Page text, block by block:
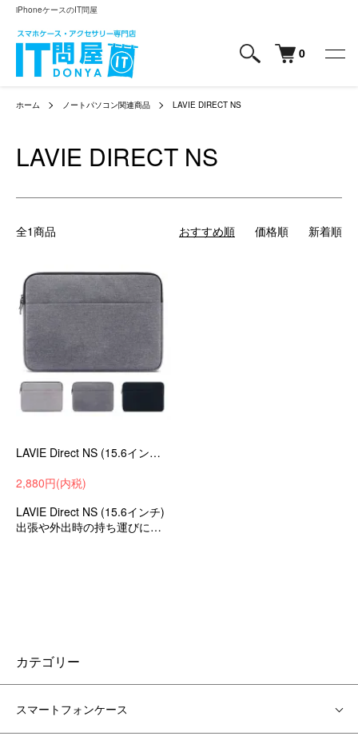
iPhoneケースのIT問屋
0
ホーム ノートパソコン関連商品 LAVIE DIRECT NS
LAVIE DIRECT NS
全1商品 おすすめ順 価格順 新着順
LAVIE Direct NS (15.6インチ) ケース/カバー カバン型 軽量 薄型 キャンバス調 セカンドバッグ型 LAVIE Direct NS カバン型 ケース -SG-
2,880円(内税)
LAVIE Direct NS (15.6インチ)
出張や外出時の持ち運びに便
カテゴリー
スマートフォンケース